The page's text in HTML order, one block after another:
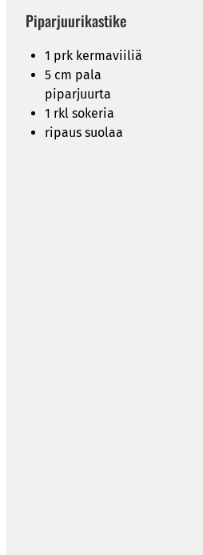
Piparjuurikastike
1 prk kermaviiliä
5 cm pala
piparjuurta
1 rkl sokeria
ripaus suolaa